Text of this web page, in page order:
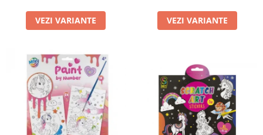
LEGO Art
LEGO Creator Expert
LEGO Ideas
LEGO Speed Champions
VEZI VARIANTE VEZI VARIANTE